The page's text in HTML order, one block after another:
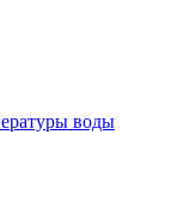
воды